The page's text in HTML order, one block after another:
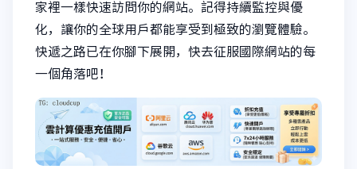
家裡一樣快速訪問你的網站。記得持續監控與優
化，讓你的全球用戶都能享受到極致的瀏覽體驗。
快遞之路已在你腳下展開，快去征服國際網站的每
一個角落吧！